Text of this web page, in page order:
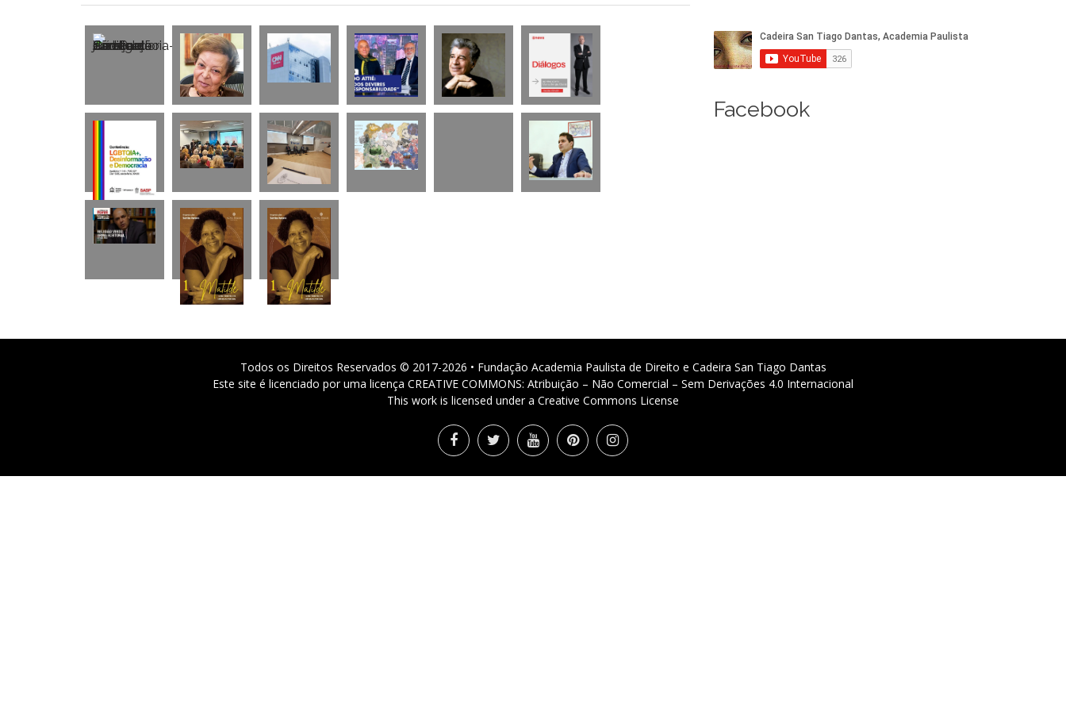
Facebook
Todos os Direitos Reservados © 2017-2026 • Fundação Academia Paulista de Direito e Cadeira San Tiago Dantas
Este site é licenciado por uma licença CREATIVE COMMONS: Atribuição – Não Comercial – Sem Derivações 4.0 Internacional
This work is licensed under a Creative Commons License